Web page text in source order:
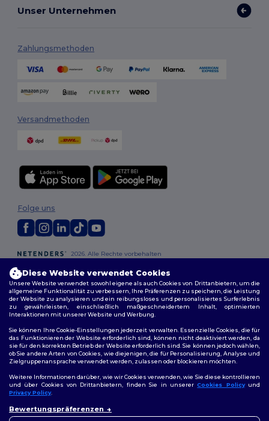
Unser Unternehmen
Zahlungsmethoden
Versandmethoden
2026. Alle Rechte vorbehalten
Datenschutzbestimmungen|Cookie-Richtlinie|
Folge uns
Berlin| Hamburg|München | Köln| Frankfurt | Essen | Dortmund|
Stuttgart|Düsseldorf| Bremen
Diese Website verwendet Cookies
Unsere Website verwendet sowohl eigene als auch Cookies von Drittanbietern, um die
allgemeine Funktionalität zu verbessern, Ihre Präferenzen zu speichern, die Leistung
der Website zu analysieren und ein reibungsloses und personalisiertes Surferlebnis
zu gewährleisten, einschließlich maßgeschneidertem Inhalt, optimierten
Interaktionen mit unserer Website und Werbung.
Sie können Ihre Cookie-Einstellungen jederzeit verwalten. Essenzielle Cookies, die für
das Funktionieren der Website erforderlich sind, können nicht deaktiviert werden, da
sie für den korrekten Betrieb der Website erforderlich sind. Sie können jedoch wählen,
ob Sie andere Arten von Cookies, wie diejenigen, die für Personalisierung, Analyse und
Zielgruppenansprache verwendet werden, zulassen oder blockieren möchten.
Weitere Informationen darüber, wie wir Cookies verwenden, wie Sie diese kontrollieren
und über Cookies von Drittanbietern, finden Sie in unsererCookies Policyund
Privacy Policy.
Bewertungspräferenzen